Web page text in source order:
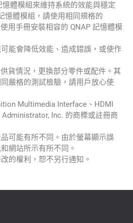
體模組來維持系統的效能與穩定
憶體模組，請使用相同規格的
用手冊安裝相容的 QNAP 記憶體模
能會降低效能、造成錯誤，或使作
貨情況，更換部分零件或配件。其
嚴格的測試檢驗，請用戶放心使
Multimedia Interface、HDMI
Inc. 的商標或註冊商
可能有所不同。由於螢幕顯示誤
網站所示有所不同。
的權利，恕不另行通知。